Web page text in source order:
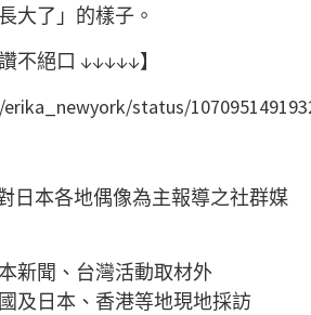
大了」的樣子。
不絕口 ↓↓↓↓↓】
status/
日本各地偶像為主報導之社群媒
新聞、台灣活動取材外
及日本、香港等地現地採訪